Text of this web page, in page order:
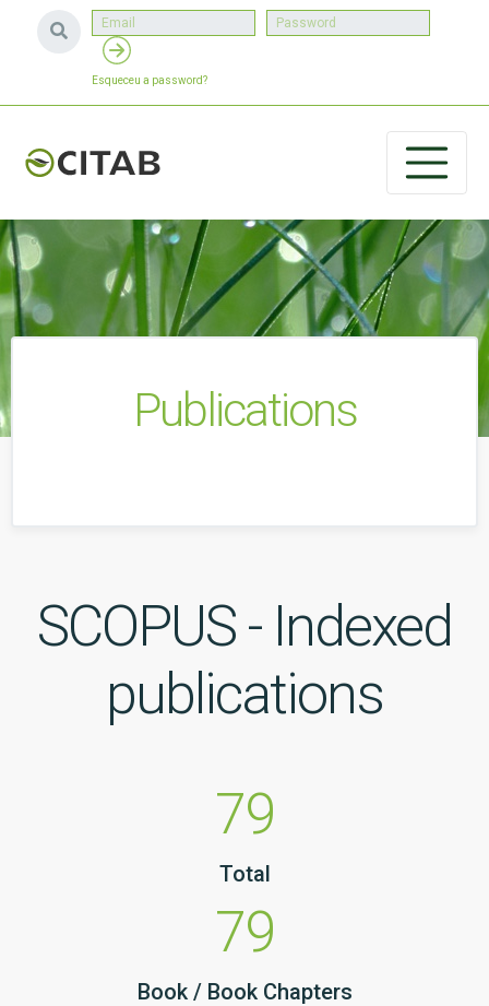
Esqueceu a password?
Publications
SCOPUS - Indexed
publications
79
Total
79
Book / Book Chapters